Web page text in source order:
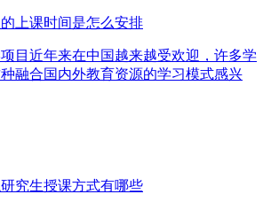
上课时间是怎么安排
目近年来在中国越来越受欢迎，许多学
融合国内外教育资源的学习模式感兴
究生授课方式有哪些